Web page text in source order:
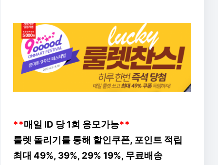
**매일 ID 당 1회 응모가능**
룰렛 돌리기를 통해 할인쿠폰, 포인트 적립
최대 49%, 39%, 29% 19%, 무료배송